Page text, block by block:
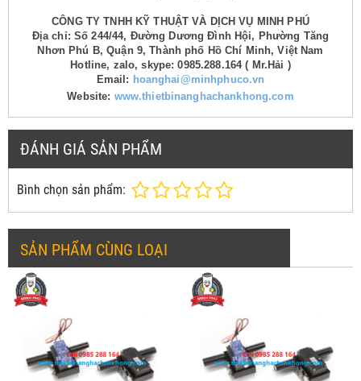
CÔNG TY TNHH KỸ THUẬT VÀ DỊCH VỤ MINH PHÚ
Địa chỉ: Số 244/44, Đường Dương Đình Hội, Phường Tăng
Nhơn Phú B, Quận 9, Thành phố Hồ Chí Minh, Việt Nam
Hotline, zalo, skype: 0985.288.164 ( Mr.Hải )
Email: hoanghai@minhphuco.vn
Website: www.thietbinanghachankhong.com
ĐÁNH GIÁ SẢN PHẨM
Bình chọn sản phẩm:
SẢN PHẨM CÙNG LOẠI